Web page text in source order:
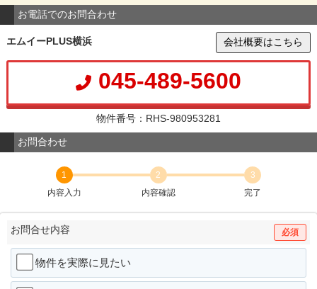
お電話でのお問合わせ
エムイーPLUS横浜 会社概要はこちら
045-489-5600
物件番号：RHS-980953281
お問合わせ
1
内容入力
2
内容確認
3
完了
お問合せ内容 必須
物件を実際に見たい